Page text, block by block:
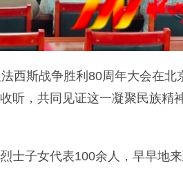
战争胜利80周年大会在北
听，共同见证这一凝聚民族精
子女代表100余人，早早地